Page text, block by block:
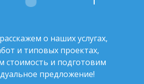
о наших услугах,
и типовых проектах,
стоимость и подготовим
предложение!